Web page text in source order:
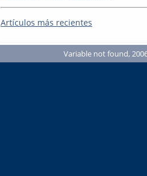
Artículos más recientes
Variable not found,